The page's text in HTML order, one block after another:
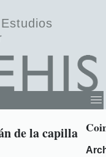
de la capilla